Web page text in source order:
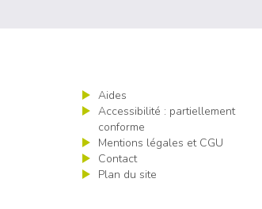
Aides
Accessibilité : partiellement
conforme
Mentions légales et CGU
Contact
Plan du site